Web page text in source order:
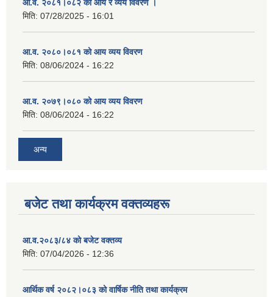
आ.व. २०८१।०८२ को आय र व्यय विवरण ।
मिति: 07/28/2025 - 16:01
आ.व. २०८०।०८१ को आय व्यय विवरण
मिति: 08/06/2024 - 16:22
आ.व. २०७९।०८० को आय व्यय विवरण
मिति: 08/06/2024 - 16:22
अन्य
बजेट तथा कार्यक्रम वक्तव्यहरू
आ.व.२०८३/८४ को बजेट वक्तव्य
मिति: 07/04/2026 - 12:36
आर्थिक वर्ष २०८२।०८३ को वार्षिक नीति तथा कार्यक्रम